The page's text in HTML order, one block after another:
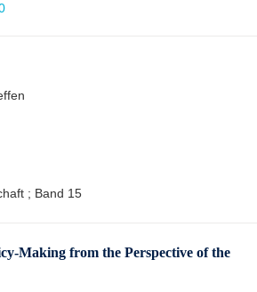
; Band 15
Making from the Perspective of the